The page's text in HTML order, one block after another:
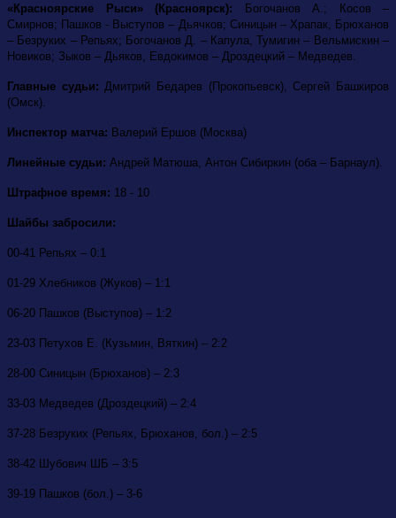
«Красноярские Рыси» (Красноярск): Богочанов А.; Косов –
Смирнов; Пашков - Выступов – Дьячков; Синицын – Храпак, Брюханов
– Безруких – Репьях; Богочанов Д. – Капула, Тумигин – Вельмискин –
Новиков; Зыков – Дьяков, Евдокимов – Дроздецкий – Медведев.
Главные судьи: Дмитрий Бедарев (Прокопьевск), Сергей Башкиров
(Омск).
Инспектор матча: Валерий Ершов (Москва)
Линейные судьи: Андрей Матюша, Антон Сибиркин (оба – Барнаул).
Штрафное время: 18 - 10
Шайбы забросили:
00-41 Репьях – 0:1
01-29 Хлебников (Жуков) – 1:1
06-20 Пашков (Выступов) – 1:2
23-03 Петухов Е. (Кузьмин, Вяткин) – 2:2
28-00 Синицын (Брюханов) – 2:3
33-03 Медведев (Дроздецкий) – 2:4
37-28 Безруких (Репьях, Брюханов, бол.) – 2:5
38-42 Шубович ШБ – 3:5
39-19 Пашков (бол.) – 3-6